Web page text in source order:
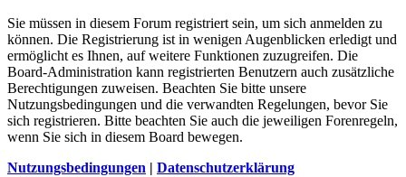
Sie müssen in diesem Forum registriert sein, um sich anmelden zu
können. Die Registrierung ist in wenigen Augenblicken erledigt und
ermöglicht es Ihnen, auf weitere Funktionen zuzugreifen. Die
Board-Administration kann registrierten Benutzern auch zusätzliche
Berechtigungen zuweisen. Beachten Sie bitte unsere
Nutzungsbedingungen und die verwandten Regelungen, bevor Sie
sich registrieren. Bitte beachten Sie auch die jeweiligen Forenregeln,
wenn Sie sich in diesem Board bewegen.
Nutzungsbedingungen | Datenschutzerklärung